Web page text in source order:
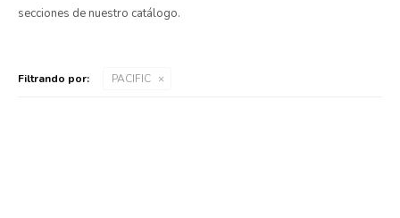
secciones de nuestro catálogo.
Filtrando por: PACIFIC
Refrigeración
Tecnología